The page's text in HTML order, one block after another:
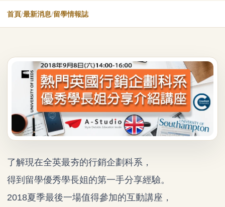
首頁/最新消息/留學情報誌
了解現在全英最夯的行銷企劃科系，
得到留學優秀學長姐的第一手分享經驗。
2018夏季最後一場值得參加的互動講座，